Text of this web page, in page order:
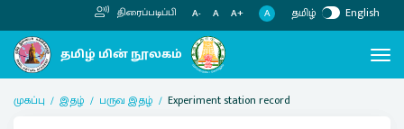
திரைப்படிப்பி A- A A+ A தமிழ் English
முகப்பு இதழ் பருவ இதழ் Experiment station record